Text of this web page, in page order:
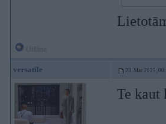
versatile 23. Mar 2025,
Te kaut